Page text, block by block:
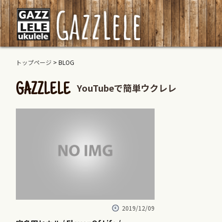
トップページ > BLOG
GAZZLELE YouTubeで簡単ウクレレ
2019/12/09